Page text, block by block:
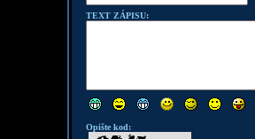
TEXT ZÁPISU:
Opište kod: